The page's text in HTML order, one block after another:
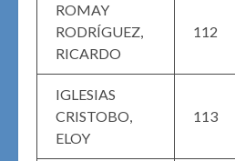
ROMAY
RODRÍGUEZ,
RICARDO
112
IGLESIAS
CRISTOBO,
ELOY
113